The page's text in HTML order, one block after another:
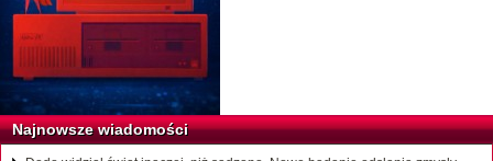
Najnowsze wiadomości